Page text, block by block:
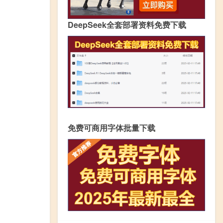
DeepSeek全套部署资料免费下载
免费可商用字体批量下载